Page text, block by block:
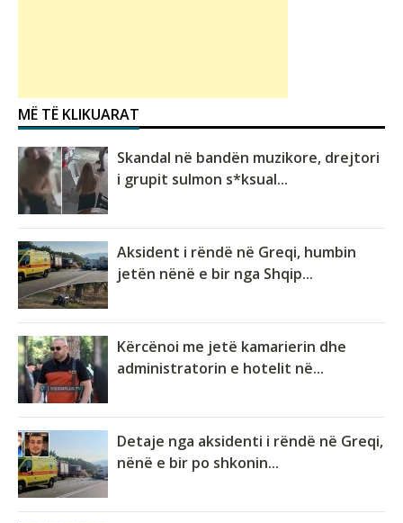
MË TË KLIKUARAT
Skandal në bandën muzikore, drejtori
i grupit sulmon s*ksual...
Aksident i rëndë në Greqi, humbin
jetën nënë e bir nga Shqip...
Kërcënoi me jetë kamarierin dhe
administratorin e hotelit në...
Detaje nga aksidenti i rëndë në Greqi,
nënë e bir po shkonin...